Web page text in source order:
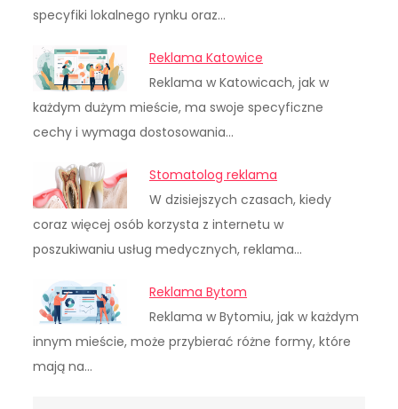
specyfiki lokalnego rynku oraz…
Reklama Katowice
Reklama w Katowicach, jak w
każdym dużym mieście, ma swoje specyficzne
cechy i wymaga dostosowania…
Stomatolog reklama
W dzisiejszych czasach, kiedy
coraz więcej osób korzysta z internetu w
poszukiwaniu usług medycznych, reklama…
Reklama Bytom
Reklama w Bytomiu, jak w każdym
innym mieście, może przybierać różne formy, które
mają na…